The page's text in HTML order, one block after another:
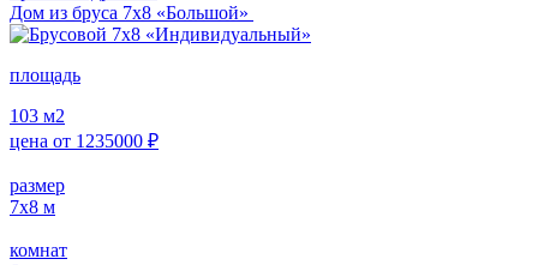
Дом из бруса 7х8 «Большой»
площадь
103 м2
цена от 1235000 ₽
размер
7х8 м
комнат